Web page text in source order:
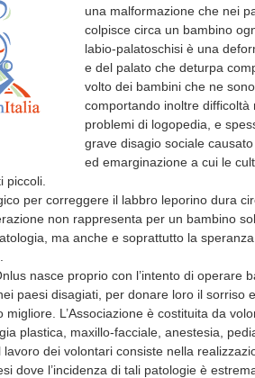
una malformazione che nei
colpisce circa un bambino
labio-palatoschisi è una
e del palato che deturpa
volto dei bambini che ne
comportando inoltre difficoltà
problemi di logopedia, e
grave disagio sociale causato
ed emarginazione a cui le
piccoli.
per correggere il labbro leporino dura
non rappresenta per un bambino
ma anche e soprattutto la
nasce proprio con l’intento di operare
paesi disagiati, per donare loro il sorriso
migliore. L’Associazione è costituita da
plastica, maxillo-facciale, anestesia,
dei volontari consiste nella
dove l’incidenza di tali patologie è